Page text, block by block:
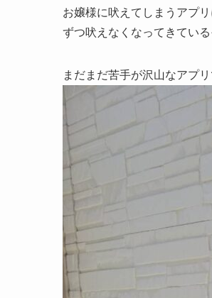
お嬢様に吠えてしまうアプ
ずつ吠えなくなってきている
まだまだ苦手が沢山なアプ